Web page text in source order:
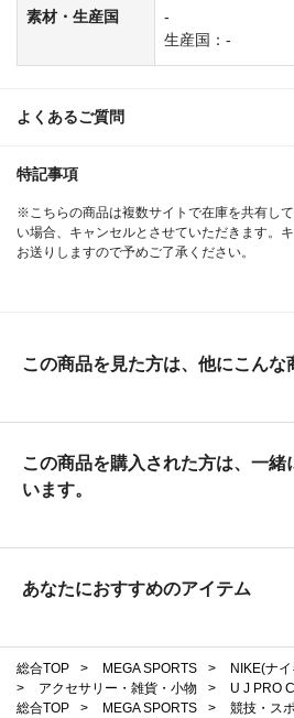
素材・生産国
-
生産国：-
よくあるご質問
特記事項
※こちらの商品は複数サイトで在庫を共有し
い場合、キャンセルとさせていただきます。
お送りしますので予めご了承ください。
この商品を見た方は、他にこんな
この商品を購入された方は、一
います。
あなたにおすすめのアイテム
総合TOP > MEGA SPORTS > NIKE(ナ
>
アクセサリー・雑貨・小物 >
U J PRO
総合TOP
> MEGA SPORTS > 競技・ス